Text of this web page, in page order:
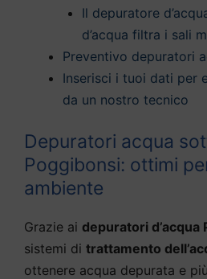
Il depuratore
d’acqua filtra i sali
Preventivo depuratori
Inserisci i tuoi dati per
da un nostro tecnico
Depuratori acqua
Poggibonsi: ottimi
ambiente
Grazie ai depuratori d’acqua
sistemi di trattamento
ottenere acqua depurata e